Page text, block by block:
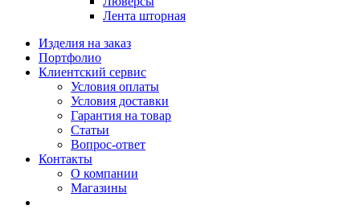
Лента шторная
Изделия на заказ
Портфолио
Клиентский сервис
Условия оплаты
Условия доставки
Гарантия на товар
Статьи
Вопрос-ответ
Контакты
О компании
Магазины